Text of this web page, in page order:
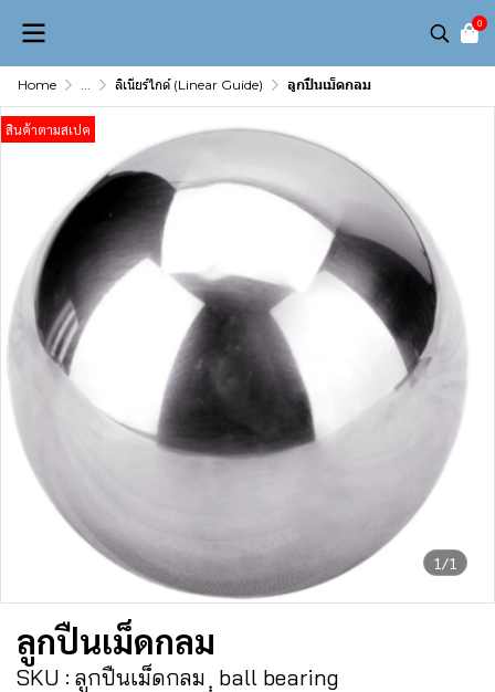
0
Home ... ลิเนียร์ไกด์ (Linear Guide) ลูกปืนเม็ดกลม
1/1
สินค้าตามสเปค
ลูกปืนเม็ดกลม
SKU : ลูกปืนเม็ดกลม ฺฺ ball bearing